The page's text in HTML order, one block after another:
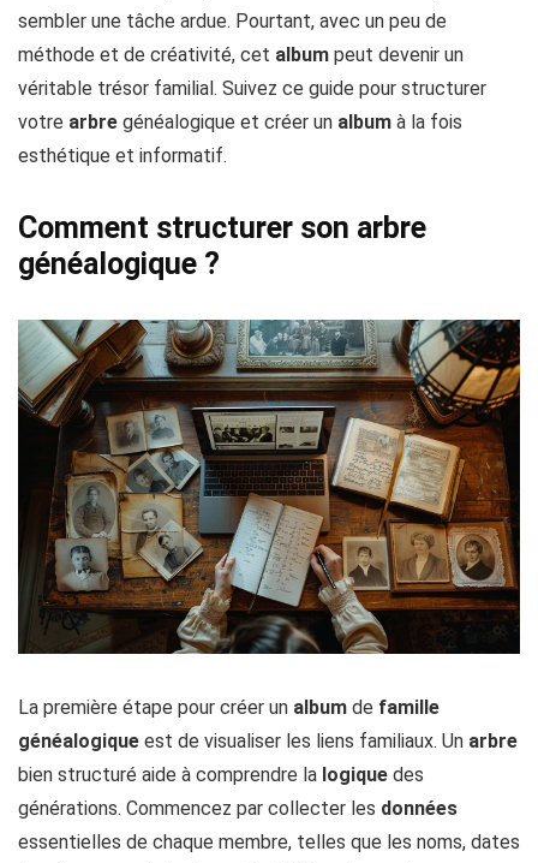
sembler une tâche ardue. Pourtant, avec un peu de
méthode et de créativité, cet album peut devenir un
véritable trésor familial. Suivez ce guide pour structurer
votre arbre généalogique et créer un album à la fois
esthétique et informatif.
Comment structurer son arbre
généalogique ?
La première étape pour créer un album de famille
généalogique est de visualiser les liens familiaux. Un arbre
bien structuré aide à comprendre la logique des
générations. Commencez par collecter les données
essentielles de chaque membre, telles que les noms, dates